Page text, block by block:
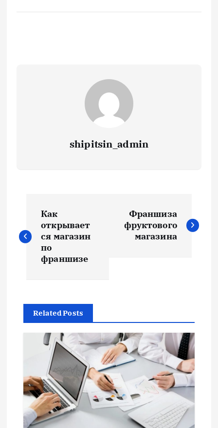
shipitsin_admin
а
г
а
и
я
п
Как
открывает
ся магазин
по
франшизе
Франшиза
фруктового
магазина
Related Posts